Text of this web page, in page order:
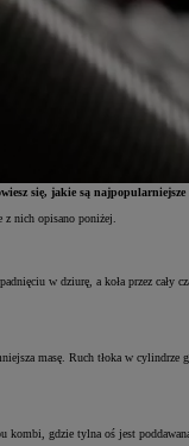
się, jakie są
z nich opisano poniżej.
w dziurę, a koła przez cały
masę. Ruch tłoka w
kombi, gdzie tylna oś jest